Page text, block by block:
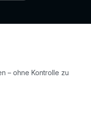
– ohne Kontrolle zu